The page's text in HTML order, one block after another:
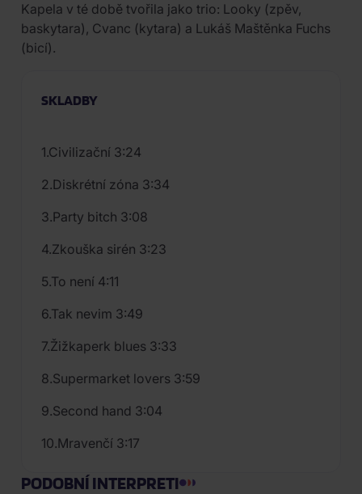
Kapela v té době tvořila jako trio: Looky (zpěv,
baskytara), Cvanc (kytara) a Lukáš Maštěnka Fuchs
(bicí).
SKLADBY
1.Civilizační 3:24
2.Diskrétní zóna 3:34
3.Party bitch 3:08
4.Zkouška sirén 3:23
5.To není 4:11
6.Tak nevim 3:49
7.Žižkaperk blues 3:33
8.Supermarket lovers 3:59
9.Second hand 3:04
10.Mravenčí 3:17
PODOBNÍ INTERPRETI